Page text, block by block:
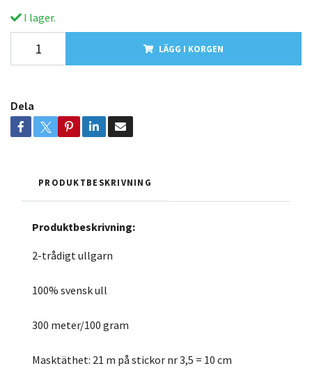
I lager.
LÄGG I KORGEN
Dela
PRODUKTBESKRIVNING
Produktbeskrivning:
2-trådigt ullgarn
100% svensk ull
300 meter/100 gram
Masktäthet: 21 m på stickor nr 3,5 = 10 cm